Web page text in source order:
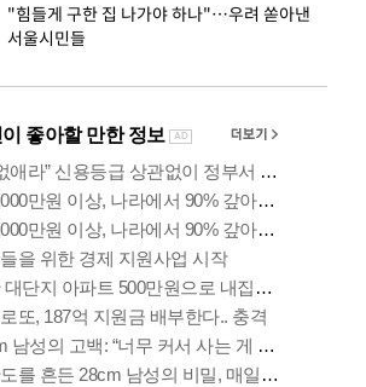
"힘들게 구한 집 나가야 하나"…우려 쏟아낸
서울시민들